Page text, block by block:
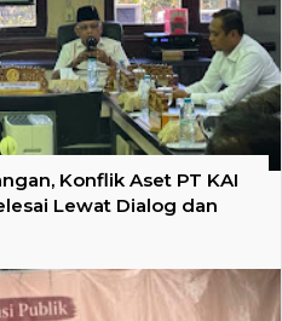
Konflik Aset PT KAI
Lewat Dialog dan